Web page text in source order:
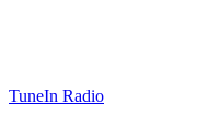
TuneIn Radio